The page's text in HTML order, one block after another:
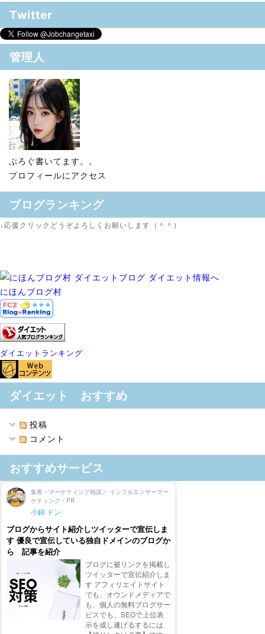
Twitter
管理人
ぶろぐ書いてます。。
プロフィールにアクセス
ブログランキング
↓応援クリックどうぞよろしくお願いします（＾＾）
にほんブログ村
ダイエットランキング
ダイエット おすすめ
投稿
コメント
おすすめサービス